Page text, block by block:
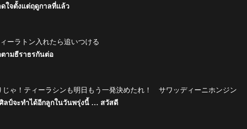
ใจตั้งแต่ฤดูกาลที่แล้ว
ーラトン入れたら追いつける
ามธีราธรกันต่อ
ゃ！ティーラシンも明日もう一発決めたれ！ サワッディーニホンジン
ลป์จะทำได้อีกลูกในวันพรุ่งนี้ … สวัสดี